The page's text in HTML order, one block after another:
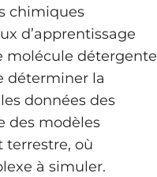
chimiques
d’apprentissage
molécule détergente
déterminer la
données des
des modèles
où
à simuler.